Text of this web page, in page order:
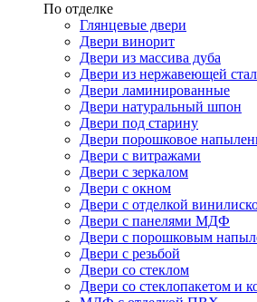
По отделке
Глянцевые двери
Двери винорит
Двери из массива дуба
Двери из нержавеющей
Двери ламинированные
Двери натуральный шпон
Двери под старину
Двери порошковое
Двери с витражами
Двери с зеркалом
Двери с окном
Двери с отделкой
Двери с панелями МДФ
Двери с порошковым
Двери с резьбой
Двери со стеклом
Двери со стеклопакетом и